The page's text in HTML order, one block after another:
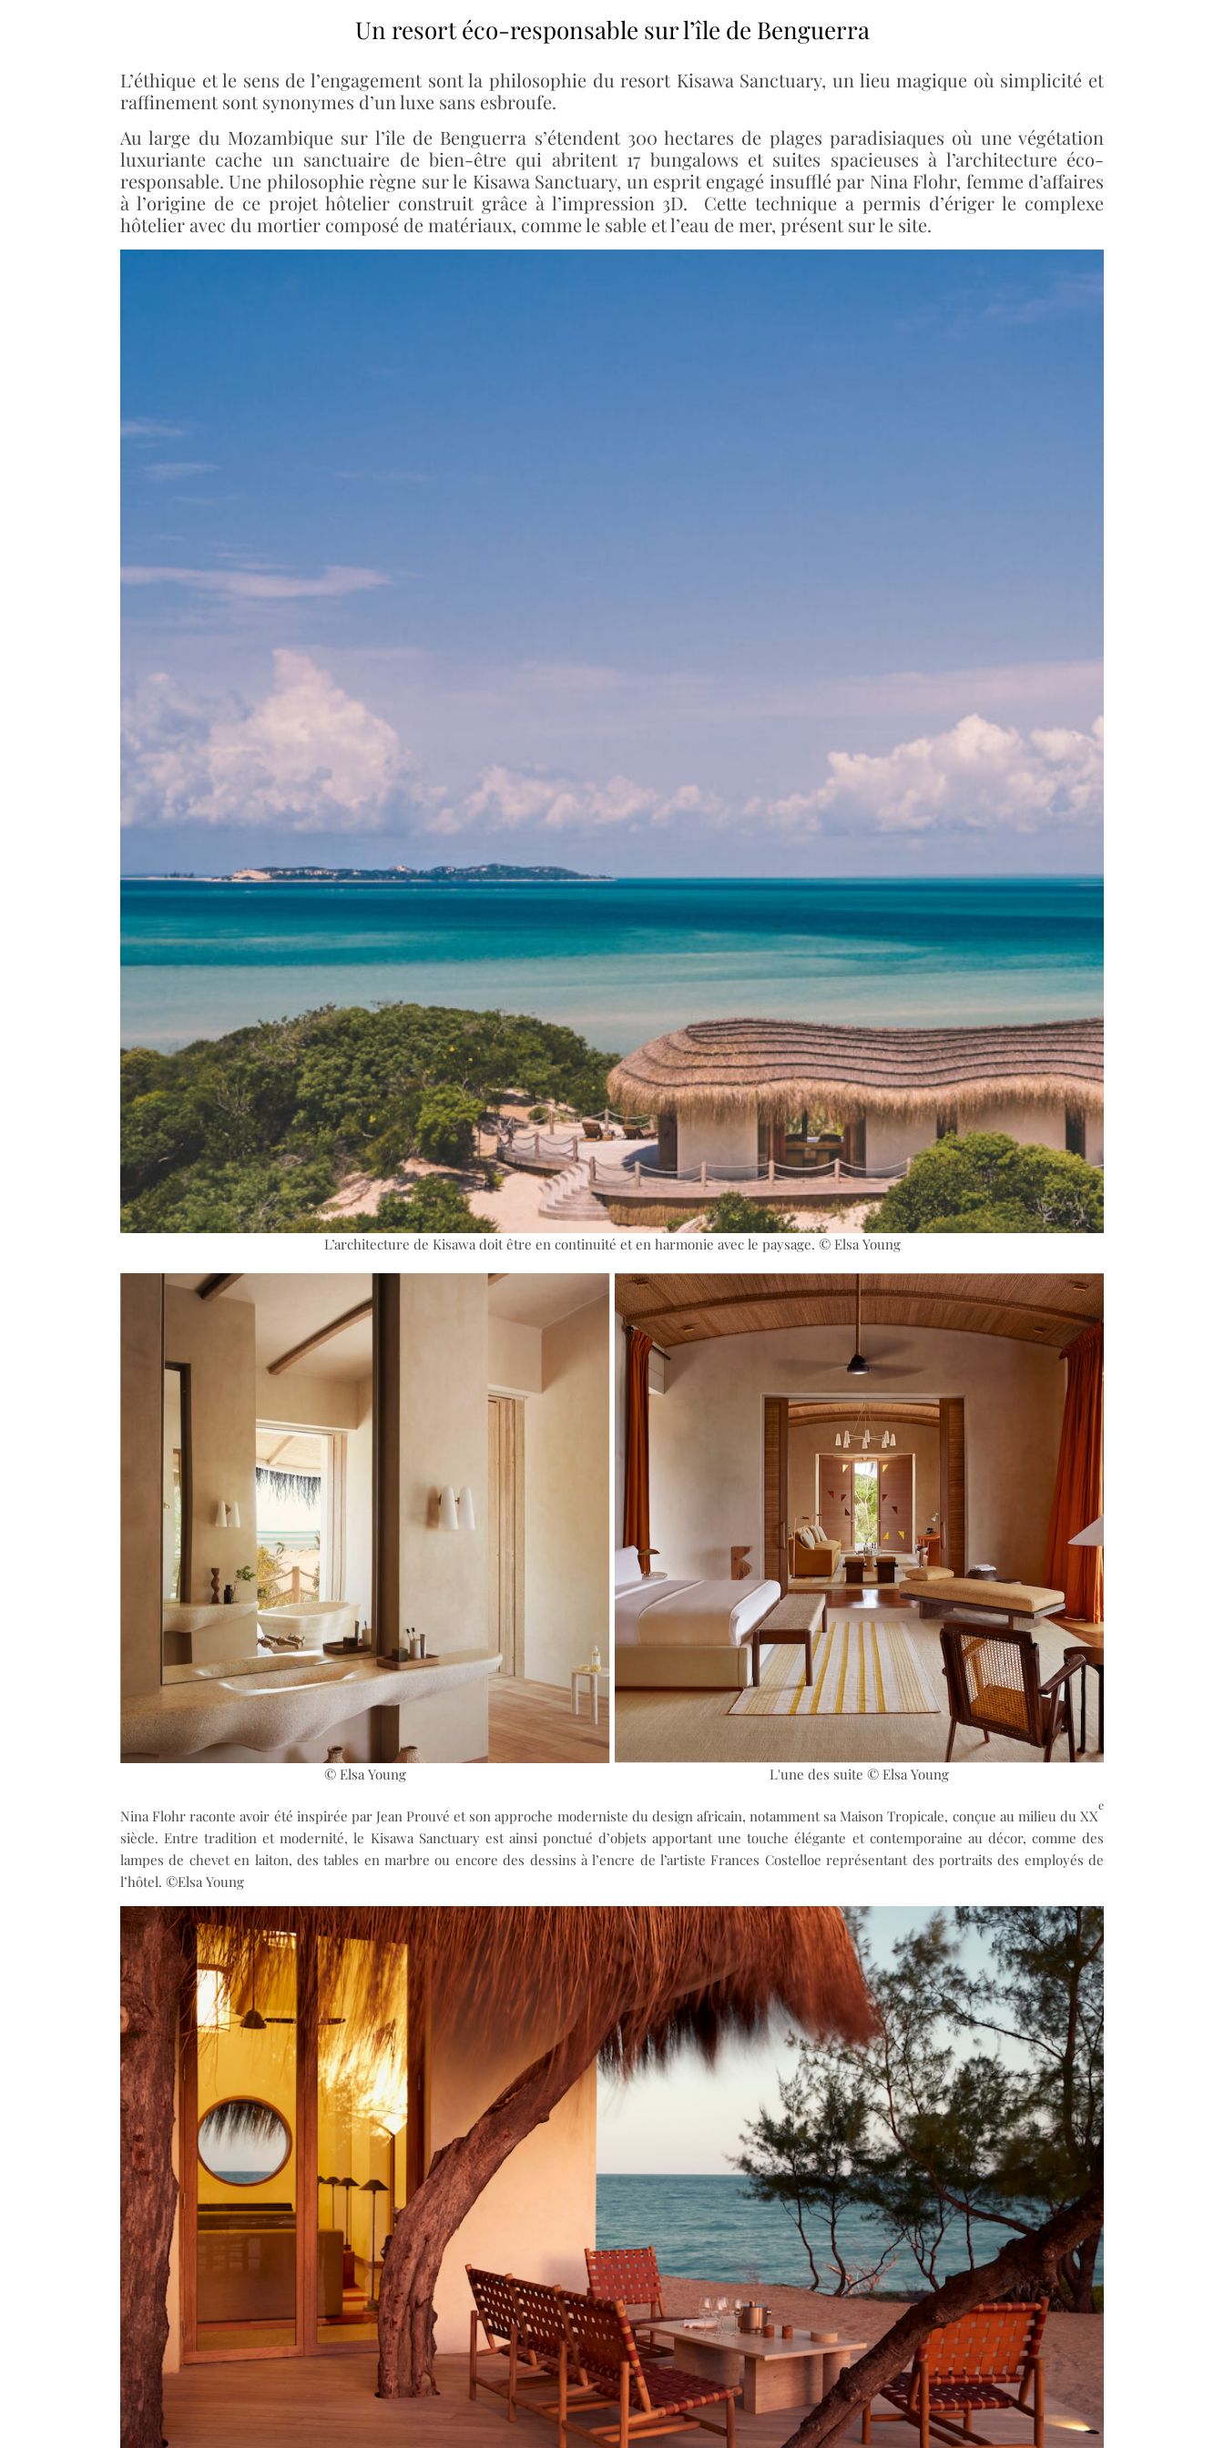
Un resort éco-responsable sur l’île de Benguerra
L’éthique et le sens de l’engagement sont la philosophie du resort Kisawa Sanctuary, un lieu magique où simplicité et
raffinement sont synonymes d’un luxe sans esbroufe.
Au large du Mozambique sur l’île de Benguerra s’étendent 300 hectares de plages paradisiaques où une végétation
luxuriante cache un sanctuaire de bien-être qui abritent 17 bungalows et suites spacieuses à l’architecture éco-
responsable. Une philosophie règne sur le Kisawa Sanctuary, un esprit engagé insufflé par Nina Flohr, femme d’affaires
à l’origine de ce projet hôtelier construit grâce à l’impression 3D. Cette technique a permis d’ériger le complexe
hôtelier avec du mortier composé de matériaux, comme le sable et l’eau de mer, présent sur le site.
L’architecture de Kisawa doit être en continuité et en harmonie avec le paysage. © Elsa Young
© Elsa Young L'une des suite © Elsa Young
Nina Flohr raconte avoir été inspirée par Jean Prouvé et son approche moderniste du design africain, notamment sa Maison Tropicale, conçue au milieu du XX
e
siècle. Entre tradition et modernité, le Kisawa Sanctuary est ainsi ponctué d’objets apportant une touche élégante et contemporaine au décor, comme des
lampes de chevet en laiton, des tables en marbre ou encore des dessins à l’encre de l’artiste Frances Costelloe représentant des portraits des employés de
l’hôtel. ©Elsa Young